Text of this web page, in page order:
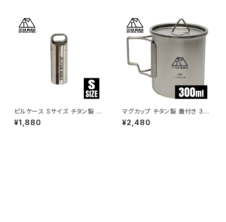
ピルケース Sサイズ チタン製 超
軽量 頑丈 防水 携帯用 ミニ サ
プリケース ニトロケース 薬入れ
¥1,880
マグカップ チタン製 蓋付き 30
0ml スタッキング 超軽量 折りた
たみハンドル 直火 錆びない キ
¥2,480